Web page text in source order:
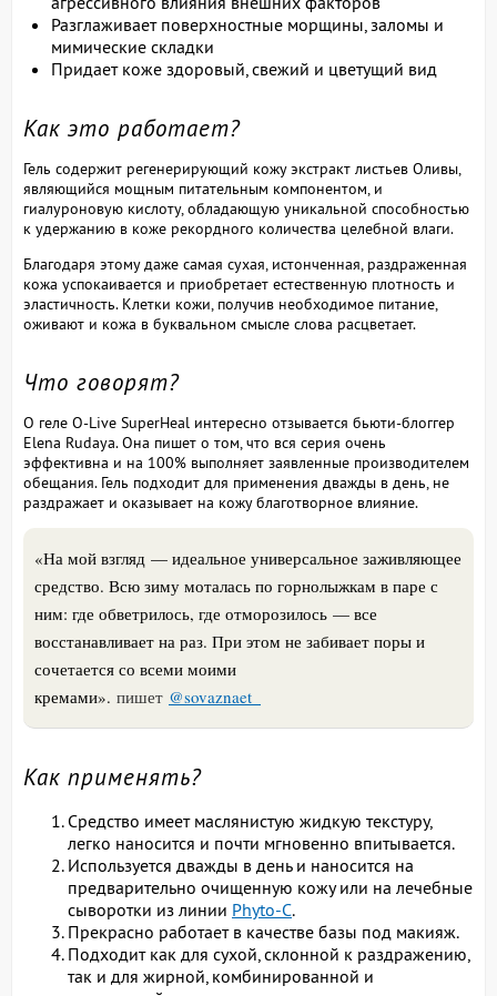
Разглаживает поверхностные морщины, заломы и
мимические складки
Придает коже здоровый, свежий и цветущий вид
Как это работает?
Гель содержит регенерирующий кожу экстракт листьев Оливы,
являющийся мощным питательным компонентом, и
гиалуроновую кислоту, обладающую уникальной способностью
к удержанию в коже рекордного количества целебной влаги.
Благодаря этому даже самая сухая, истонченная, раздраженная
кожа успокаивается и приобретает естественную плотность и
эластичность. Клетки кожи, получив необходимое питание,
оживают и кожа в буквальном смысле слова расцветает.
Что говорят?
О геле O-Live SuperHeal интересно отзывается бьюти-блоггер
Elena Rudaya. Она пишет о том, что вся серия очень
эффективна и на 100% выполняет заявленные производителем
обещания. Гель подходит для применения дважды в день, не
раздражает и оказывает на кожу благотворное влияние.
«На мой взгляд — идеальное универсальное заживляющее
средство. Всю зиму моталась по горнолыжкам в паре с
ним: где обветрилось, где отморозилось — все
восстанавливает на раз. При этом не забивает поры и
сочетается со всеми моими
кремами». пишет @sovaznaet_
Как применять?
Средство имеет маслянистую жидкую текстуру,
легко наносится и почти мгновенно впитывается.
Используется дважды в день и наносится на
предварительно очищенную кожу или на лечебные
сыворотки из линии Phyto-C.
Прекрасно работает в качестве базы под макияж.
Подходит как для сухой, склонной к раздражению,
так и для жирной, комбинированной и